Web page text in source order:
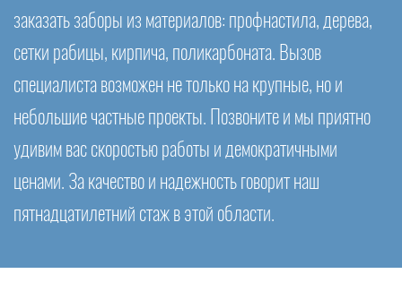
заказать заборы из материалов: профнастила, дерева,
сетки рабицы, кирпича, поликарбоната. Вызов
специалиста возможен не только на крупные, но и
небольшие частные проекты. Позвоните и мы приятно
удивим вас скоростью работы и демократичными
ценами. За качество и надежность говорит наш
пятнадцатилетний стаж в этой области.